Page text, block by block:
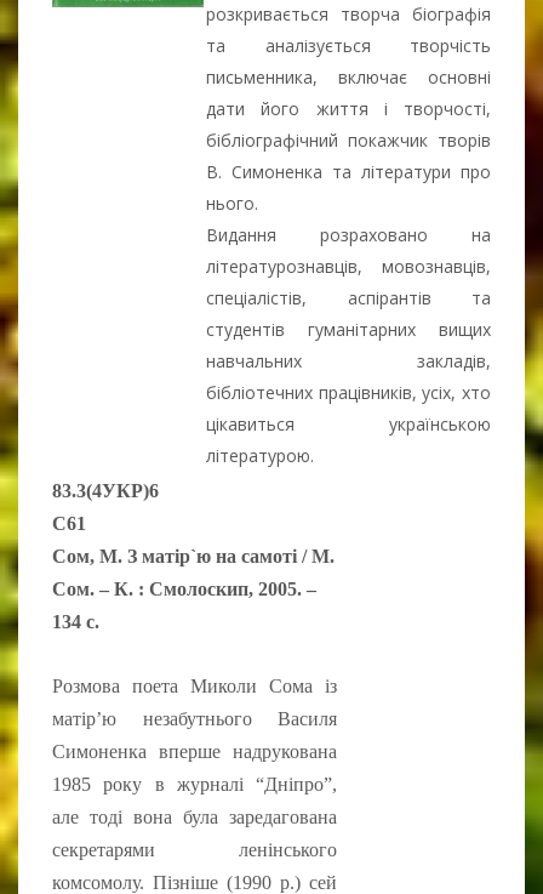
розкривається творча біографія
та аналізується творчість
письменника, включає основні
дати його життя і творчості,
бібліографічний покажчик творів
В. Симоненка та літератури про
нього.
Видання розраховано на
літературознавців, мовознавців,
спеціалістів, аспірантів та
студентів гуманітарних вищих
навчальних закладів,
бібліотечних працівників, усіх, хто
цікавиться українською
літературою.
83.3(4УКР)6
С61
Сом, М. З матір`ю на самоті / М.
Сом. – К. : Смолоскип, 2005. –
134 с.
Розмова поета Миколи Сома із
матір’ю незабутнього Василя
Симоненка вперше надрукована
1985 року в журналі “Дніпро”,
але тоді вона була заредагована
секретарями ленінського
комсомолу. Пізніше (1990 р.) сей